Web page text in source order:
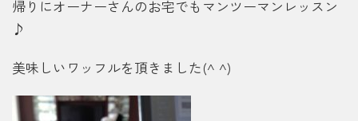
帰りにオーナーさんのお宅でもマンツーマンレッスン
♪
美味しいワッフルを頂きました(^ ^)